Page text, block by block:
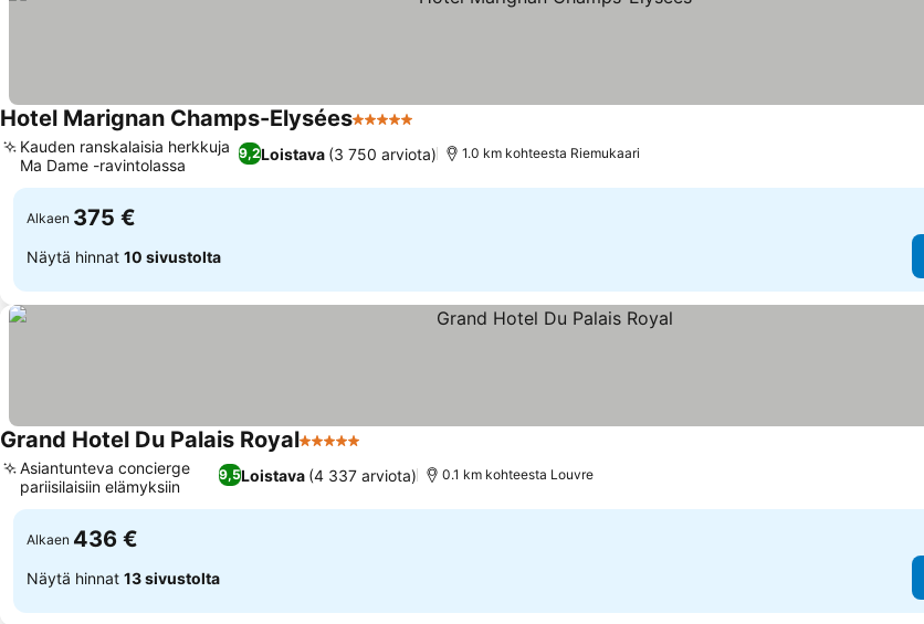
Hotel Marignan Champs-Elysées5 Tähtiluokitus
9,2Loistava (3 750 arviota)
Kauden ranskalaisia herkkuja
Ma Dame -ravintolassa
1.0 km kohteesta Riemukaari
Alkaen 375 €
Näytä hinnat 10 sivustolta
Grand Hotel Du Palais Royal5 Tähtiluokitus
9,5Loistava (4 337 arviota)
Asiantunteva concierge
pariisilaisiin elämyksiin
0.1 km kohteesta Louvre
Alkaen 436 €
Näytä hinnat 13 sivustolta